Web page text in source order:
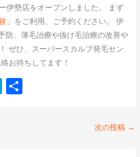
伊勢店をオープンしました。 まず
」をご利用、ご予約ください。 伊
防、薄毛治療や抜け毛治療の改善や
ぜひ、スーパースカルプ発毛セン
お待ちしてます！
H
at
次の投稿 →